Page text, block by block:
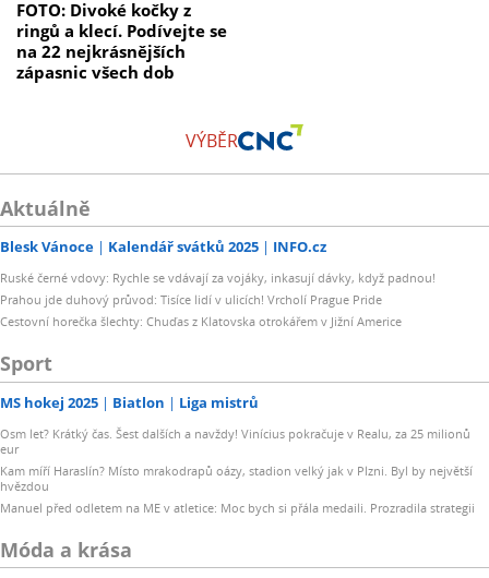
FOTO: Divoké kočky z
ringů a klecí. Podívejte se
na 22 nejkrásnějších
zápasnic všech dob
VÝBĚR
Aktuálně
Blesk Vánoce Kalendář svátků 2025 INFO.cz
Ruské černé vdovy: Rychle se vdávají za vojáky, inkasují dávky, když padnou!
Prahou jde duhový průvod: Tisíce lidí v ulicích! Vrcholí Prague Pride
Cestovní horečka šlechty: Chuďas z Klatovska otrokářem v Jižní Americe
Sport
MS hokej 2025 Biatlon Liga mistrů
Osm let? Krátký čas. Šest dalších a navždy! Vinícius pokračuje v Realu, za 25 milionů
eur
Kam míří Haraslín? Místo mrakodrapů oázy, stadion velký jak v Plzni. Byl by největší
hvězdou
Manuel před odletem na ME v atletice: Moc bych si přála medaili. Prozradila strategii
Móda a krása